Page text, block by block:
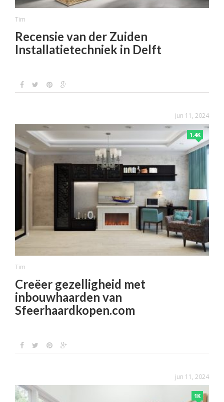
Tim
Recensie van der Zuiden
Installatietechniek in Delft
jun 11, 2024
1.4K
Tim
Creëer gezelligheid met
inbouwhaarden van
Sfeerhaardkopen.com
jun 11, 2024
1K